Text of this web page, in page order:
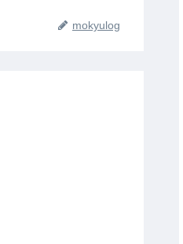
mokyulog